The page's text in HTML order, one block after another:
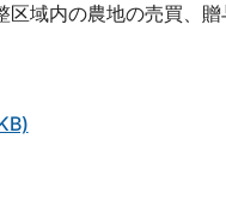
区域内の農地の売買、